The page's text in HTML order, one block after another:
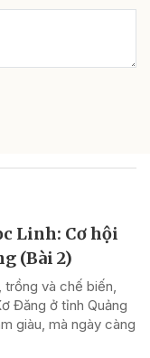
Linh: Cơ hội
(Bài 2)
và chế biến,
Đăng ở tỉnh Quảng
giàu, mà ngày càng